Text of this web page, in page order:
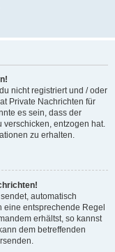
nicht registriert und / oder
Private Nachrichten für
es sein, dass der
verschicken, entzogen hat.
zu erhalten.
automatisch
entsprechende Regel
erhältst, so kannst
dem betreffenden